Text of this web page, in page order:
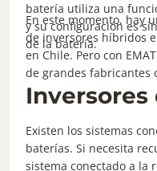
batería utiliza una
y su configuración es
de la batería.
En este momento, hay
de inversores híbridos
en Chile. Pero con
de grandes fabricantes
Inversores
Existen los sistemas
baterías. Si necesita
sistema conectado a la